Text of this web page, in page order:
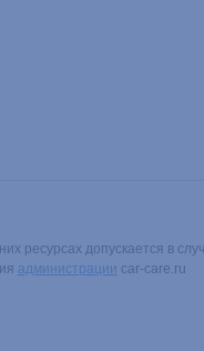
ресурсах допускается в
администрации car-care.ru